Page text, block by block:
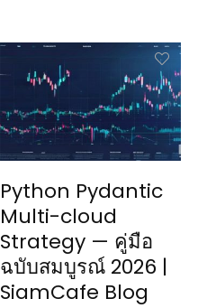
Python Pydantic
Multi-cloud
Strategy — คู่มือ
ฉบับสมบูรณ์ 2026 |
SiamCafe Blog